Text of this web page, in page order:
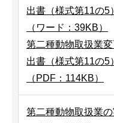
出書（様式第11の5）
（ワード：39KB）
第二種動物取扱業
出書（様式第11の5）
（PDF：114KB）
第二種動物取扱業